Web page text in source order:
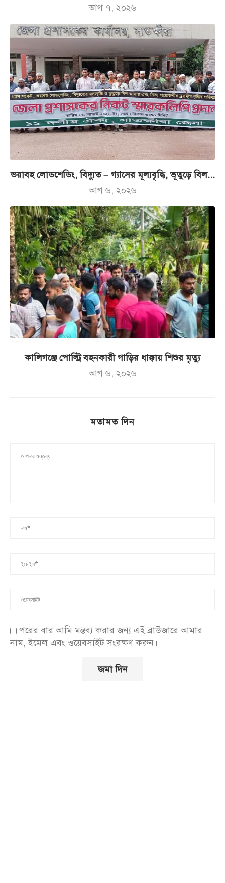
আগ ৭, ২০২৬
ভয়াবহ লোডশেডিং, বিদ্যুত – গ্যাসের মূল্যবৃদ্ধি, ভূতুড়ে বিল...
আগ ৬, ২০২৬
কালিগঞ্জে পোল্ট্রি বহনকারী গাড়ির ধাক্কায় শিশুর মৃত্যু
আগ ৬, ২০২৬
মতামত দিন
পরের বার আমি মন্তব্য করার জন্য এই ব্রাউজারে আমার
নাম, ইমেল এবং ওয়েবসাইট সংরক্ষণ করুন।